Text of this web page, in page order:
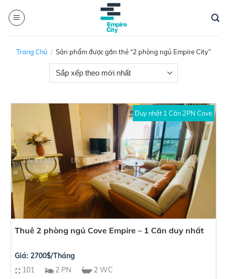
Trang Chủ / Sản phẩm được gắn thẻ “2 phòng ngủ Empire City”
Duy nhất 1 Căn 2PN Cove
Thuê 2 phòng ngủ Cove Empire – 1 Căn duy nhất
Giá: 2700$/Tháng
101
2 PN 2 WC